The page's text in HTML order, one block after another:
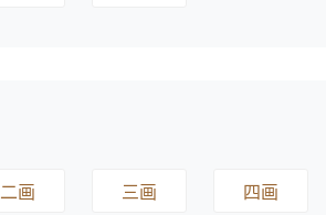
二画 三画 四画